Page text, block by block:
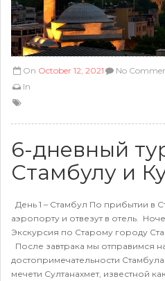
On October 12, 2021
In
No
6-дневный
Стамбулу и
День 1 – Стамбул По прибытии в
аэропорту и отвезут в отель.
Экскурсия по Старому городу
После завтрака мы отправимся
достопримечательности
мечети Султанахмет, известной